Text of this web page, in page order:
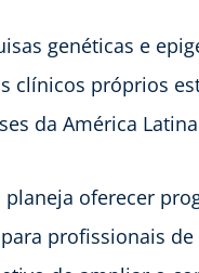
genéticas e
clínicos próprios
da América
oferecer
profissionais